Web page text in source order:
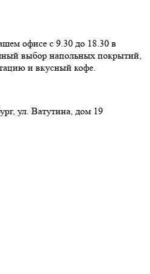
офисе с 9.30 до 18.30 в
выбор напольных покрытий,
и вкусный кофе.
ул. Ватутина, дом 19